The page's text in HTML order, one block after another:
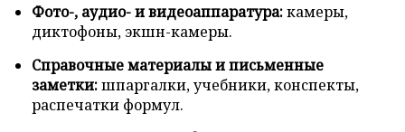
Фото-, аудио- и видеоаппаратура:камеры,
диктофоны, экшн-камеры.
Справочные материалы и письменные
заметки:шпаргалки, учебники, конспекты,
распечатки формул.